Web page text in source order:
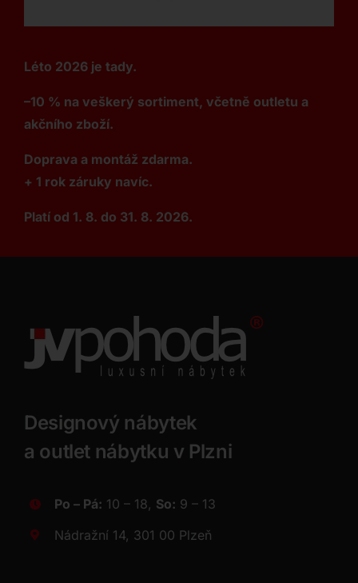
Léto 2026 je tady.
–10 % na veškerý sortiment, včetně outletu a
akčního zboží.
Doprava a montáž zdarma.
+ 1 rok záruky navíc.
Platí od 1. 8. do 31. 8. 2026.
Designový nábytek
a outlet nábytku v Plzni
Po – Pá: 10 – 18, So: 9 – 13
Nádražní 14, 301 00 Plzeň